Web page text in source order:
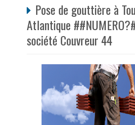
Pose de gouttière à
Atlantique
société Couvreur 44